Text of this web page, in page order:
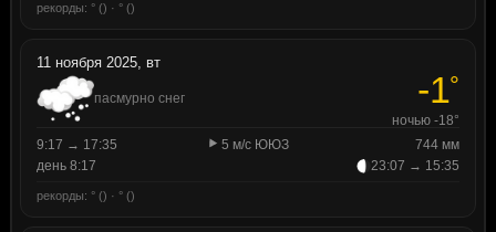
рекорды: ° () · ° ()
11 ноября 2025, вт
пасмурно снег -1°
ночью -18°
9:17 → 17:35
5 м/с ЮЮЗ
744 мм
день 8:17
23:07 → 15:35
рекорды: ° () · ° ()